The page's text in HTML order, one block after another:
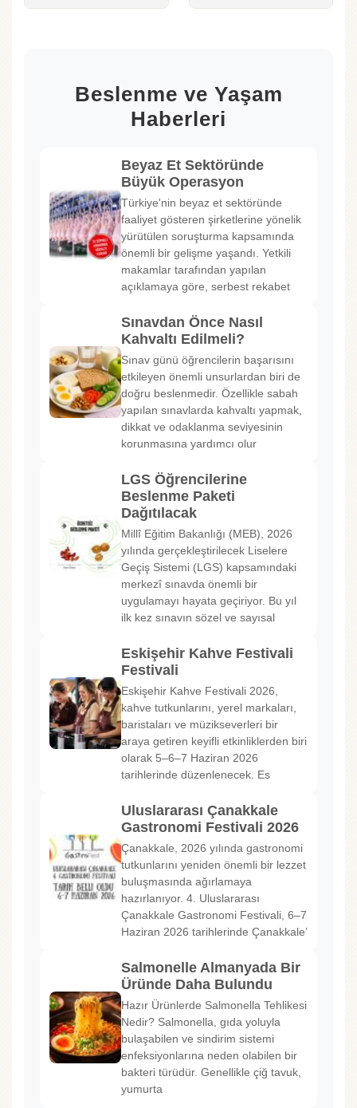
Beslenme ve Yaşam
Haberleri
Beyaz Et Sektöründe
Büyük Operasyon
Türkiye'nin beyaz et sektöründe
faaliyet gösteren şirketlerine yönelik
yürütülen soruşturma kapsamında
önemli bir gelişme yaşandı. Yetkili
makamlar tarafından yapılan
açıklamaya göre, serbest rekabet
Sınavdan Önce Nasıl
Kahvaltı Edilmeli?
Sınav günü öğrencilerin başarısını
etkileyen önemli unsurlardan biri de
doğru beslenmedir. Özellikle sabah
yapılan sınavlarda kahvaltı yapmak,
dikkat ve odaklanma seviyesinin
korunmasına yardımcı olur
LGS Öğrencilerine
Beslenme Paketi
Dağıtılacak
Millî Eğitim Bakanlığı (MEB), 2026
yılında gerçekleştirilecek Liselere
Geçiş Sistemi (LGS) kapsamındaki
merkezî sınavda önemli bir
uygulamayı hayata geçiriyor. Bu yıl
ilk kez sınavın sözel ve sayısal
Eskişehir Kahve Festivali
Festivali
Eskişehir Kahve Festivali 2026,
kahve tutkunlarını, yerel markaları,
baristaları ve müzikseverleri bir
araya getiren keyifli etkinliklerden biri
olarak 5–6–7 Haziran 2026
tarihlerinde düzenlenecek. Es
Uluslararası Çanakkale
Gastronomi Festivali 2026
Çanakkale, 2026 yılında gastronomi
tutkunlarını yeniden önemli bir lezzet
buluşmasında ağırlamaya
hazırlanıyor. 4. Uluslararası
Çanakkale Gastronomi Festivali, 6–7
Haziran 2026 tarihlerinde Çanakkale’
Salmonelle Almanyada Bir
Üründe Daha Bulundu
Hazır Ürünlerde Salmonella Tehlikesi
Nedir? Salmonella, gıda yoluyla
bulaşabilen ve sindirim sistemi
enfeksiyonlarına neden olabilen bir
bakteri türüdür. Genellikle çiğ tavuk,
yumurta